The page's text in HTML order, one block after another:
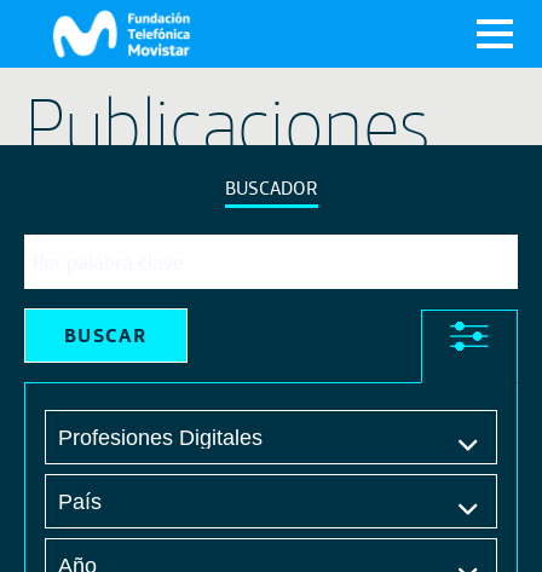
Publicaciones
BUSCADOR